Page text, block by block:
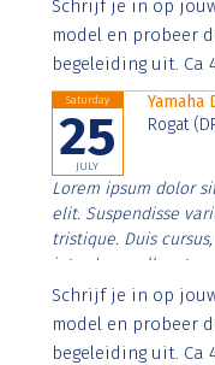
imperdiet. Nunc ut
Schrijf je in op
model en probeer
begeleiding uit. Ca
Saturday
25
JULY
Yamaha
Rogat
Lorem ipsum dolor
elit. Suspendisse
tristique. Duis
interdum nulla, ut
Aenean faucibus
imperdiet. Nunc ut
Schrijf je in op
model en probeer
begeleiding uit. Ca